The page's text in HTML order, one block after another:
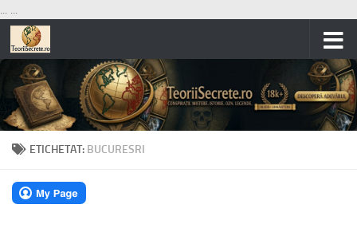
... ...
Skip to content
ETICHETAT: BUCURESRI